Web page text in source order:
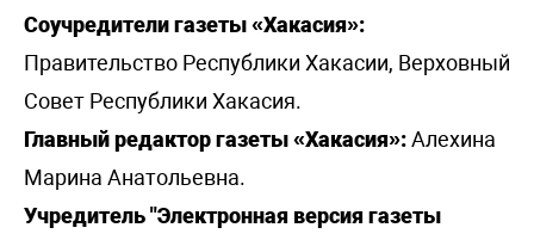
Соучредители газеты «Хакасия»:
Правительство Республики Хакасии, Верховный
Совет Республики Хакасия.
Главный редактор газеты «Хакасия»:Алехина
Марина Анатольевна.
Учредитель "Электронная версия газеты